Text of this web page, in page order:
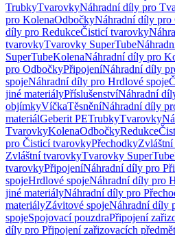
TrubkyTvarovkyNáhradní díly pro
pro KolenaOdbočkyNáhradní díly pro
díly pro RedukceČisticí tvarovky
tvarovkyTvarovky SuperTube
SuperTubeKolenaNáhradní díly pro
pro OdbočkyPřipojeníNáhradní díly
spojeNáhradní díly pro Hrdlové spoje
jiné materiályPříslušenstvíNáhradní
objímkyVíčkaTěsněníNáhradní díly
materiálGeberit PETrubkyTvarovky
TvarovkyKolenaOdbočkyRedukce
pro Čisticí tvarovkyPřechodky
Zvláštní tvarovkyTvarovky SuperTube
tvarovkyPřipojeníNáhradní díly pro
spojeHrdlové spojeNáhradní díly pro
jiné materiályNáhradní díly pro
materiályZávitové spojeNáhradní díly
spojeSpojovací pouzdraPřipojení
díly pro Připojení zařizovacích